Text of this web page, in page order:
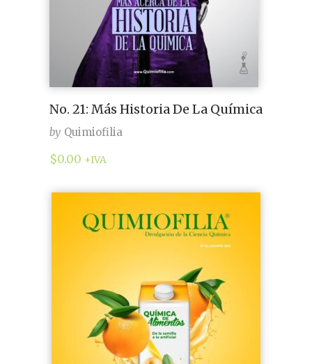
No. 21: Más Historia De La Química
by Quimiofilia
$0.00 +IVA